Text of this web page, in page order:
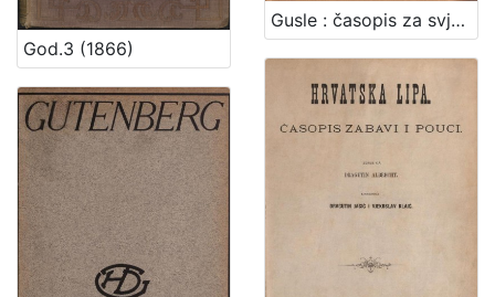
God.3 (1866)
Gusle : časopis za svjetovnu i crkvenu glazbu / urednici V.[Vjekoslav] Klaić i V.[Vjenceslav] Novak